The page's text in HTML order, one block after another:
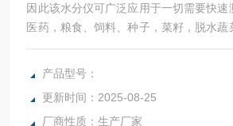
因此该水分仪可广泛应用于一切需要快速
医药，粮食、饲料、种子，菜籽，脱水蔬
叶，食品、肉类以及纺织，农林、造纸、
行业中的实验室与生产过程中。同时满足
司始终立志于为用户提供多用途，多性能
打造快速，准确，物超所值的水分测定仪**
产品型号：
更新时间：2025-08-25
厂商性质：生产厂家